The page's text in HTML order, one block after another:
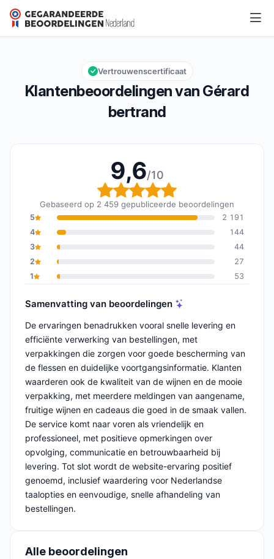
Gérard bertrand
Algemene beoordeling: 9,6 van 10
9,6/10
Klantenbeoordelingen van Gérard
bertrand
Vertrouwenscertificaat
9,6/10
Algemene beoordeling:
Gebaseerd op 2 459 gepubliceerde beoordelingen
5
2 191
4
144
3
44
2
27
1
53
Samenvatting van beoordelingen
De ervaringen benadrukken vooral snelle levering en
efficiënte verwerking van bestellingen, met
verpakkingen die zorgen voor goede bescherming van
de flessen en duidelijke voortgangsinformatie. Klanten
waarderen ook de kwaliteit van de wijnen en de mooie
verpakking, met meerdere meldingen van aangename,
fruitige wijnen en cadeaus die goed in de smaak vallen.
De service komt naar voren als vriendelijk en
professioneel, met positieve opmerkingen over
opvolging, communicatie en betrouwbaarheid bij
levering. Tot slot wordt de website-ervaring positief
genoemd, inclusief waardering voor Nederlandse
taalopties en eenvoudige, snelle afhandeling van
bestellingen.
Alle beoordelingen